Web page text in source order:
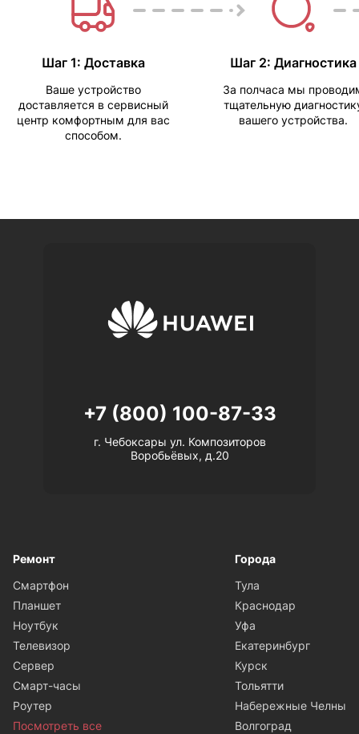
Шаг 1: Доставка
Ваше устройство
доставляется в сервисный
центр комфортным для вас
способом.
Шаг 2: Диагностика
За полчаса мы
тщательную
вашего устройства.
+7 (800) 100-87-33
г. Чебоксары ул. Композиторов
Воробьёвых, д.20
Ремонт
Смартфон
Планшет
Ноутбук
Телевизор
Сервер
Смарт-часы
Роутер
Посмотреть все
Города
Тула
Краснодар
Уфа
Екатеринбург
Курск
Тольятти
Набережные Челны
Волгоград